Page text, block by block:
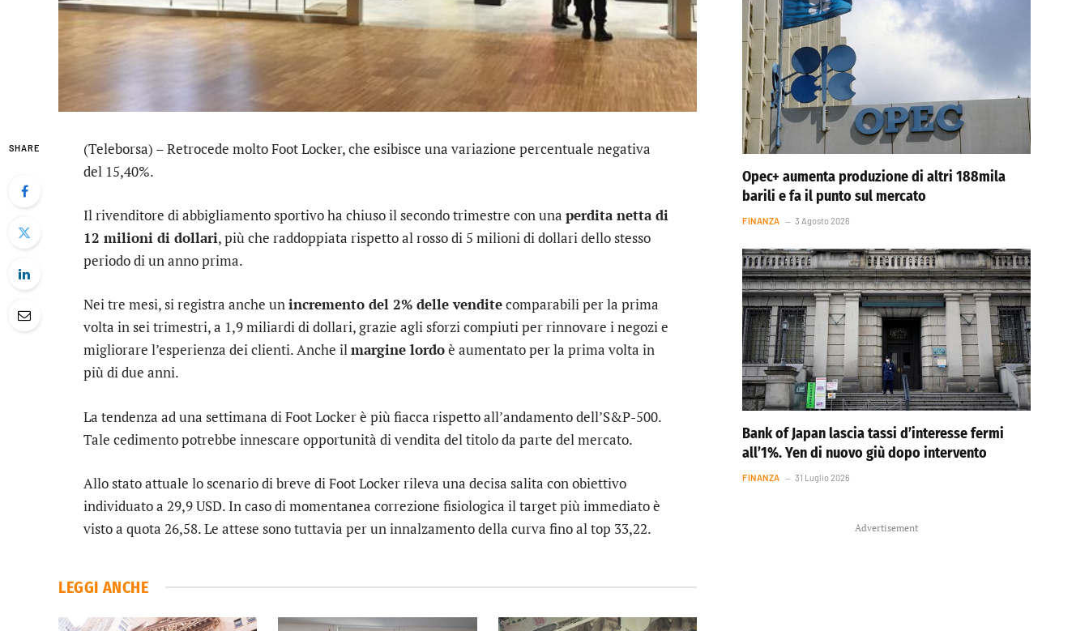
SHARE (Teleborsa) – Retrocede moltoFoot Locker, che esibisce una variazione percentuale negativa
del 15,40%.
Il rivenditore di abbigliamento sportivo ha chiuso il secondo trimestre con una perdita netta di
12 milioni di dollari, più che raddoppiata rispetto al rosso di 5 milioni di dollari dello stesso
periodo di un anno prima.
Nei tre mesi, si registra anche unincremento del 2% delle venditecomparabili per la prima
volta in sei trimestri, a 1,9 miliardi di dollari, grazie agli sforzi compiuti per rinnovare i negozi e
migliorare l’esperienza dei clienti. Anche ilmargine lordoè aumentato per la prima volta in
più di due anni.
La tendenza ad una settimana di Foot Lockerè più fiacca rispetto all’andamento dell’S&P-500.
Tale cedimento potrebbe innescare opportunità di vendita del titolo da parte del mercato.
Allo stato attuale lo scenario di breve diFoot Lockerrileva una decisa salita con obiettivo
individuato a 29,9 USD. In caso di momentanea correzione fisiologica il target più immediato è
visto a quota 26,58. Le attese sono tuttavia per un innalzamento della curva fino al top 33,22.
LEGGI ANCHE
Opec+ aumenta produzione di altri 188mila
barili e fa il punto sul mercato
FINANZA 3 Agosto 2026
Bank of Japan lascia tassi d’interesse fermi
all’1%. Yen di nuovo giù dopo intervento
FINANZA 31 Luglio 2026
Advertisement